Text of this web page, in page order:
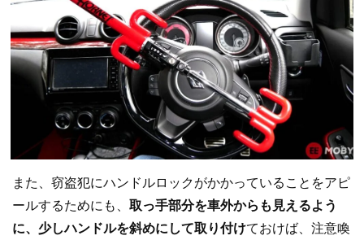
また、窃盗犯にハンドルロックがかかっていることをアピ
ールするためにも、 取っ手部分を車外からも見えるよう
に、少しハンドルを斜めにして取り付けておけば、注意喚